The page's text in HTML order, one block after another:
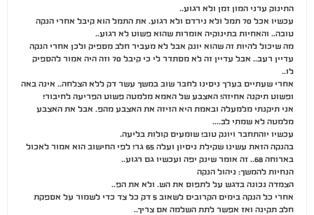
התינוק ערני המון זמן ולא רגוע..
עכשיו אכל 70 תמל ולא נירדם ולא רגוע. את התמל הוא קיבל אחרי הנקה
טובה.. והאחיות בתינוקיה אומרות שהוא פשוט לא רגוע..
מה שיכול להיות זה שהוא יונק אבל לא מעביר חלב מספיק ולכן אחרי הנקה
עדיין רעב.. אבל עדיין זה לא מסתדר לי כי קיבל 70 וזה היה אמור להספיק
לו..
אחרי שעתיים בערך ניסינו לחבר שוב במשך עשר דק ללא הצלחה.. אינה באה
ופשוט תיקנה אחיזה! האצבע של האמא מלמטה פשוט הפריעה לחיבור!
אני תיקנתי מלמעלה ובאמת היא הזיזה את האצבע מהפ. אבל את האצבע
מלמטה לא שמתי לב….
עכשיו יוהתחבר ויונק טוב! שומעים קולות בליעה.
בהנקה הזאת עשינו שקילת ניסיון ועלה 65 גר! לפי החישוב הוא אמור לאכול
בארוחה 68.. זה אומר שינק יפה ועכשיו גם רגוע..
הנחיות להמשך: ניהול הנקה
הצמדה נכונה בדגש על לתפוס את הש. ולא את הפ..
אחרי כל הנקה בימים הקרובים לשאוב 5 דק כל צד כדי לשמור על אספקת
חלב תקינה ואז אפשר לתת השלמה אם צריך..